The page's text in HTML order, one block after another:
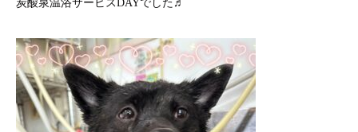
炭酸泉温浴サービスDAYでした♬